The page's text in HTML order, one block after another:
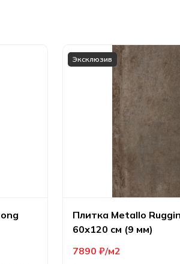
Эксклюзив
Плитка Metallo
60х120 см (9 мм)
7890 ₽ м2